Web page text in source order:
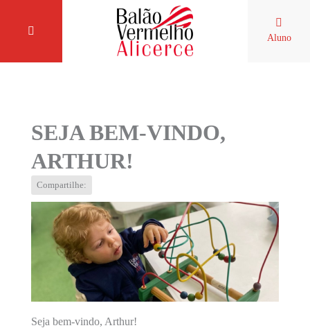
Aluno
SEJA BEM-VINDO,
ARTHUR!
Compartilhe:
Seja bem-vindo, Arthur!